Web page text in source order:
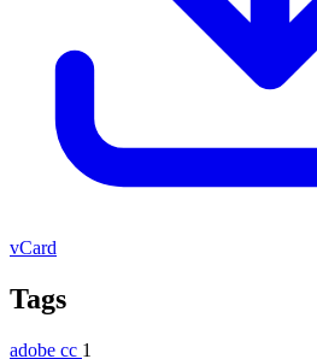
vCard
Tags
adobe cc 1